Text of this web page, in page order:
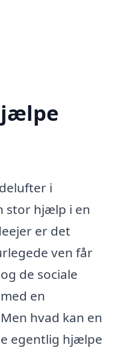
i
stor hjælp i en
er det
ven får
de sociale
en
hvad kan en
egentlig hjælpe